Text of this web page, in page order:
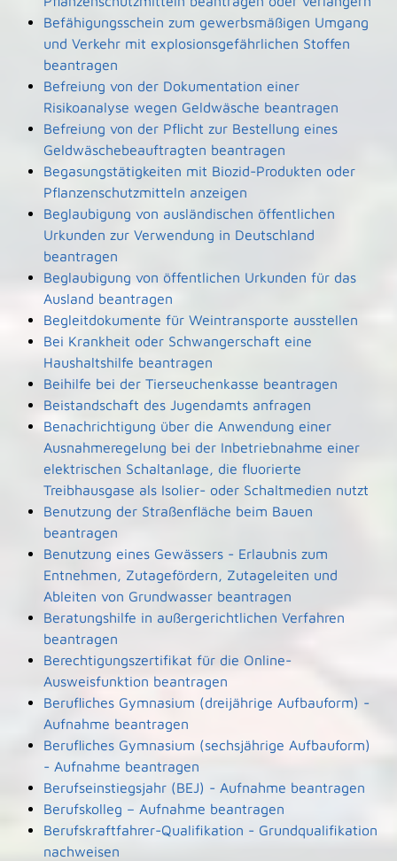
Befähigungsschein zum gewerbsmäßigen Umgang
und Verkehr mit explosionsgefährlichen Stoffen
beantragen
Befreiung von der Dokumentation einer
Risikoanalyse wegen Geldwäsche beantragen
Befreiung von der Pflicht zur Bestellung eines
Geldwäschebeauftragten beantragen
Begasungstätigkeiten mit Biozid-Produkten oder
Pflanzenschutzmitteln anzeigen
Beglaubigung von ausländischen öffentlichen
Urkunden zur Verwendung in Deutschland
beantragen
Beglaubigung von öffentlichen Urkunden für das
Ausland beantragen
Begleitdokumente für Weintransporte ausstellen
Bei Krankheit oder Schwangerschaft eine
Haushaltshilfe beantragen
Beihilfe bei der Tierseuchenkasse beantragen
Beistandschaft des Jugendamts anfragen
Benachrichtigung über die Anwendung einer
Ausnahmeregelung bei der Inbetriebnahme einer
elektrischen Schaltanlage, die fluorierte
Treibhausgase als Isolier- oder Schaltmedien nutzt
Benutzung der Straßenfläche beim Bauen
beantragen
Benutzung eines Gewässers - Erlaubnis zum
Entnehmen, Zutagefördern, Zutageleiten und
Ableiten von Grundwasser beantragen
Beratungshilfe in außergerichtlichen Verfahren
beantragen
Berechtigungszertifikat für die Online-
Ausweisfunktion beantragen
Berufliches Gymnasium (dreijährige Aufbauform) -
Aufnahme beantragen
Berufliches Gymnasium (sechsjährige Aufbauform)
- Aufnahme beantragen
Berufseinstiegsjahr (BEJ) - Aufnahme beantragen
Berufskolleg – Aufnahme beantragen
Berufskraftfahrer-Qualifikation - Grundqualifikation
nachweisen